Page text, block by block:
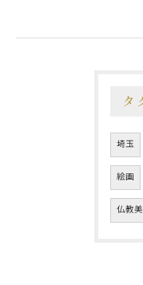
タ
埼玉
絵画
仏教